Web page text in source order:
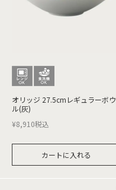
オリッジ 27.5cmレギュラーボウ
ル(灰)
¥8,910税込
カートに入れる